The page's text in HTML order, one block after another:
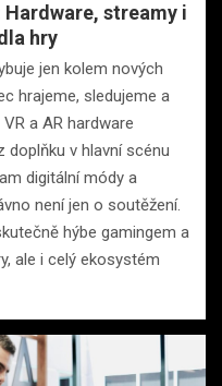
streamy i
hry
jen kolem nových
hrajeme, sledujeme a
a AR hardware
doplňku v hlavní scénu
digitální módy a
není jen o soutěžení.
hýbe gamingem a
ale i celý ekosystém